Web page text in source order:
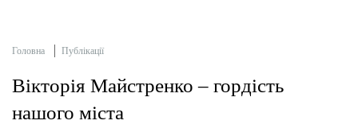
Головна Публікації
Вікторія Майстренко – гордість
нашого міста